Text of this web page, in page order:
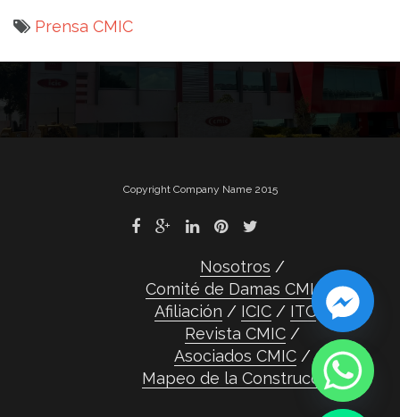
Prensa CMIC
entradas
Copyright Company Name 2015
Nosotros
Comité de Damas CMIC
Afiliación
ICIC
ITC
Revista CMIC
Asociados CMIC
Mapeo de la Construcción